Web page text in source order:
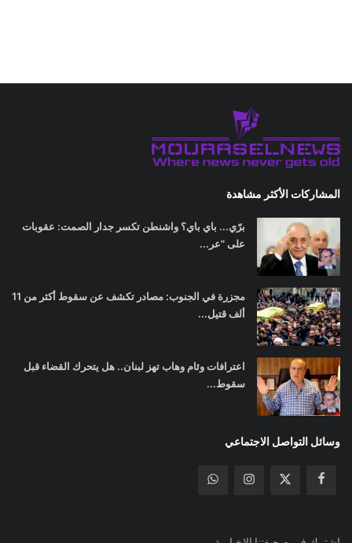
المشاركات الأكثر مشاهدة
برّي... باي باي؟ واشنطن تكسر جدار الصمت: عقوبات
على "عر...
مجزرة في الجنوب: مصادر تكشف عن سقوط أكثر من 11
ألف قتيل...
اعترافات وئام وهاب تهز لبنان.. هل يتحرك القضاء قبل
سقوط...
وسائل التواصل الاجتماعي